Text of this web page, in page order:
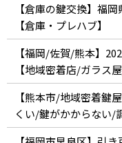
【倉庫の鍵交換】福
【倉庫・プレハブ】
【福岡/佐賀/熊本】
【地域密着店/ガラス
【熊本市/地域密着鍵
くい/鍵がかからない/